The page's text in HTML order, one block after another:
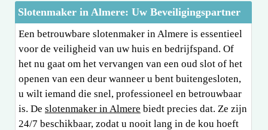
Slotenmaker in Almere: Uw Beveiligingspartner
Een betrouwbare slotenmaker in Almere is essentieel
voor de veiligheid van uw huis en bedrijfspand. Of
het nu gaat om het vervangen van een oud slot of het
openen van een deur wanneer u bent buitengesloten,
u wilt iemand die snel, professioneel en betrouwbaar
is. De slotenmaker in Almere biedt precies dat. Ze zijn
24/7 beschikbaar, zodat u nooit lang in de kou hoeft